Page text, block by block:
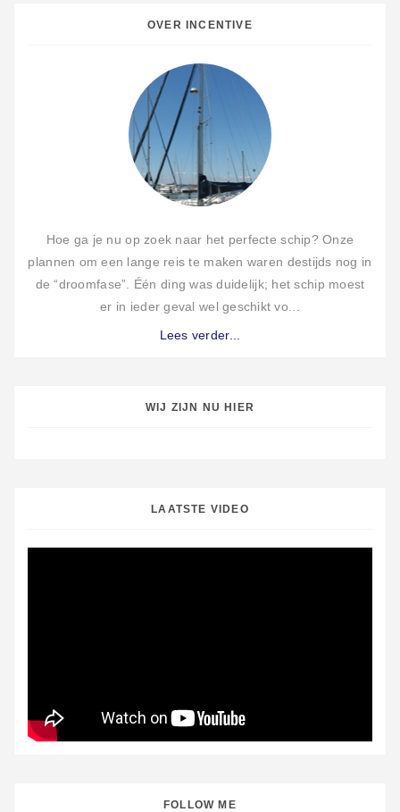
OVER INCENTIVE
Hoe ga je nu op zoek naar het perfecte schip? Onze
plannen om een lange reis te maken waren destijds nog in
de “droomfase”. Één ding was duidelijk; het schip moest
er in ieder geval wel geschikt vo...
Lees verder...
WIJ ZIJN NU HIER
LAATSTE VIDEO
FOLLOW ME